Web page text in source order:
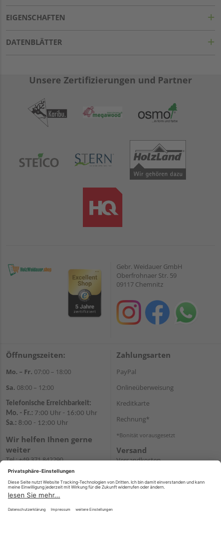
EIGENSCHAFTEN
DATENBLÄTTER
Unsere Zertifizierungen und Partner
Gebr. Weidauer GmbH
Oberfrohnaer Str. 59
09117 Chemnitz
Öffnungszeiten:
Mo. – Fr. 07:00 – 18:00
Sa. 08:00 – 12:00
Telefonische Erreichbarkeit:
Mo. - Fr.: 7:00 Uhr - 16:00 Uhr
Sa.: 8:00 - 12:00 Uhr
Wir helfen Ihnen gerne
weiter
Tel.:+49 371 842290
E-
WhatsApp
Zahlungsarten
PayPal
Onlineüberweisung
Kreditkarte
Rechnung*
*Bonität vorausgesetzt
Versand
Versandkosten